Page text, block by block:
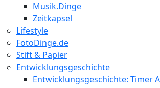
Musik.Dinge
Zeitkapsel
Lifestyle
FotoDinge.de
Stift & Papier
Entwicklungsgeschichte
Entwicklungsgeschichte: Timer